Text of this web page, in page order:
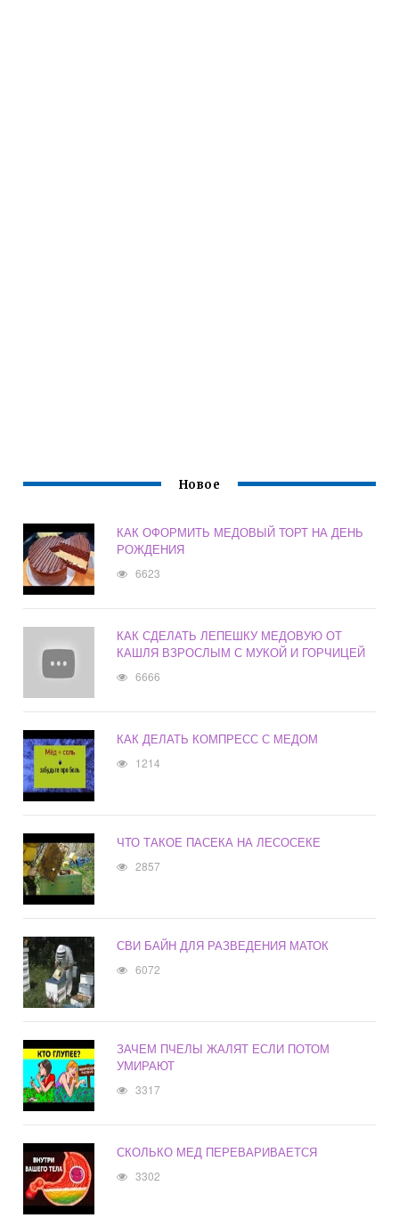
Новое
КАК ОФОРМИТЬ МЕДОВЫЙ ТОРТ НА ДЕНЬ
РОЖДЕНИЯ
6623
КАК СДЕЛАТЬ ЛЕПЕШКУ МЕДОВУЮ ОТ
КАШЛЯ ВЗРОСЛЫМ С МУКОЙ И ГОРЧИЦЕЙ
6666
КАК ДЕЛАТЬ КОМПРЕСС С МЕДОМ
1214
ЧТО ТАКОЕ ПАСЕКА НА ЛЕСОСЕКЕ
2857
СВИ БАЙН ДЛЯ РАЗВЕДЕНИЯ МАТОК
6072
ЗАЧЕМ ПЧЕЛЫ ЖАЛЯТ ЕСЛИ ПОТОМ
УМИРАЮТ
3317
СКОЛЬКО МЕД ПЕРЕВАРИВАЕТСЯ
3302